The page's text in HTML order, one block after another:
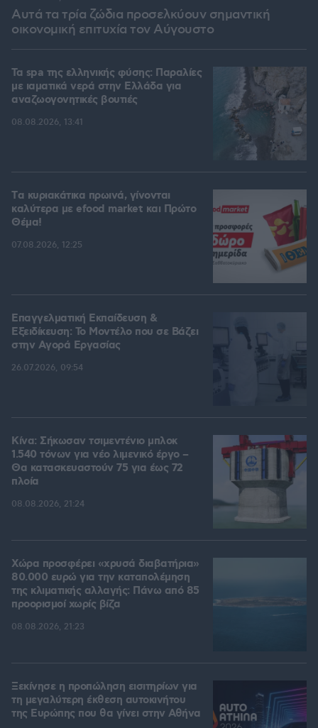
Αυτά τα τρία ζώδια προσελκύουν σημαντική
οικονομική επιτυχία τον Αύγουστο
Τα spa της ελληνικής φύσης: Παραλίες
με ιαματικά νερά στην Ελλάδα για
αναζωογονητικές βουτιές
08.08.2026, 13:41
Tα κυριακάτικα πρωινά, γίνονται
καλύτερα με efood market και Πρώτο
Θέμα!
07.08.2026, 12:25
Επαγγελματική Εκπαίδευση &
Εξειδίκευση: Το Mοντέλο που σε Bάζει
στην Aγορά Eργασίας
26.07.2026, 09:54
Κίνα: Σήκωσαν τσιμεντένιο μπλοκ
1.540 τόνων για νέο λιμενικό έργο –
Θα κατασκευαστούν 75 για έως 72
πλοία
08.08.2026, 21:24
Χώρα προσφέρει «χρυσά διαβατήρια»
80.000 ευρώ για την καταπολέμηση
της κλιματικής αλλαγής: Πάνω από 85
προορισμοί χωρίς βίζα
08.08.2026, 21:23
Ξεκίνησε η προπώληση εισιτηρίων για
τη μεγαλύτερη έκθεση αυτοκινήτου
της Ευρώπης που θα γίνει στην Αθήνα